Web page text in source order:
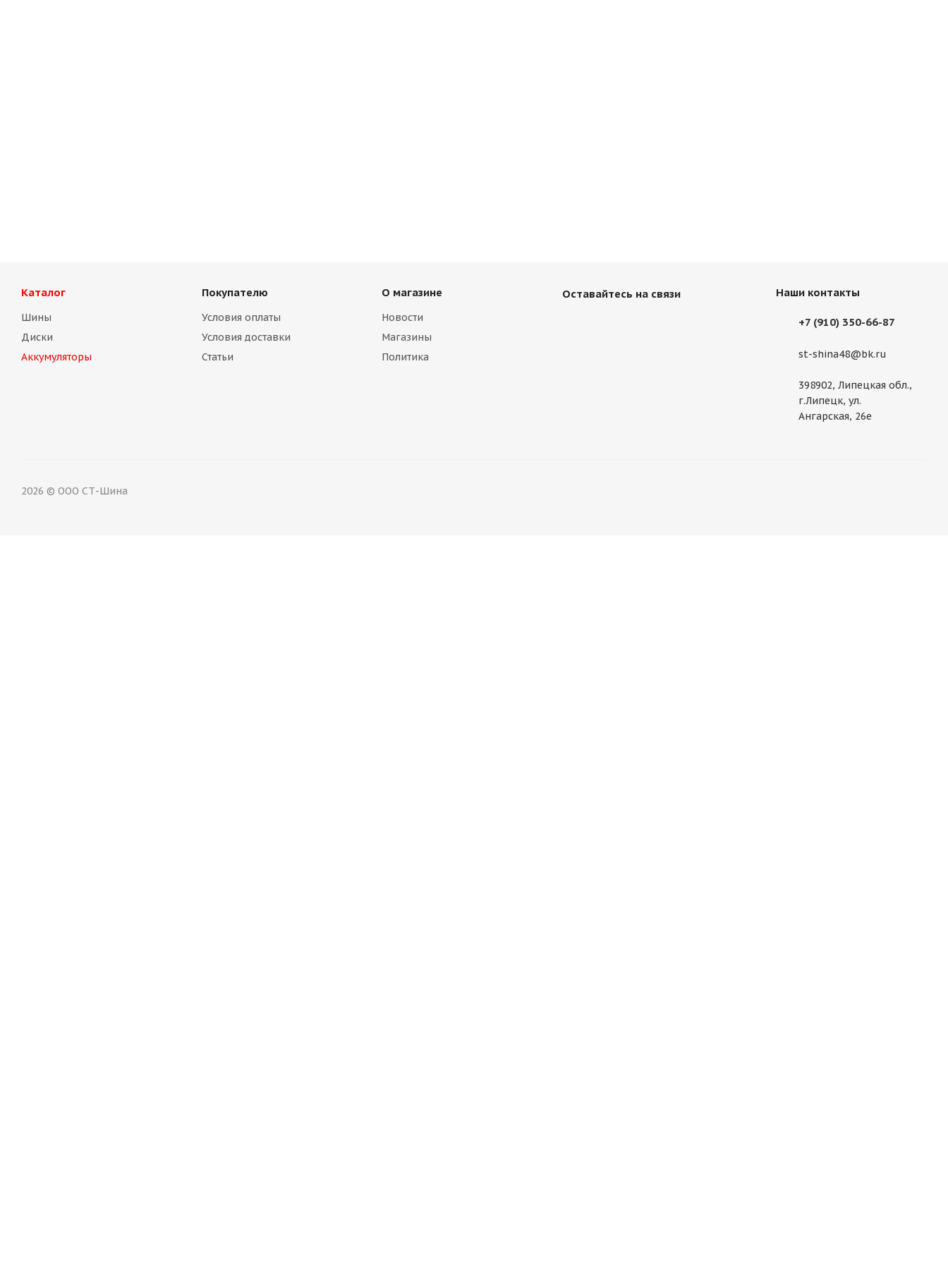
Каталог
Шины
Диски
Аккумуляторы
Покупателю
Условия оплаты
Условия доставки
Статьи
О магазине
Новости
Магазины
Политика
Оставайтесь на связи Наши контакты
+7 (910) 350-66-87
st-shina48@bk.ru
398902, Липецкая обл.,
г.Липецк, ул.
Ангарская, 26е
2026 © ООО СТ-Шина